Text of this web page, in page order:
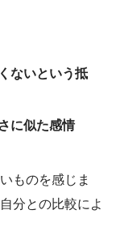
ないという抵
に似た感情
ものを感じま
分との比較によ